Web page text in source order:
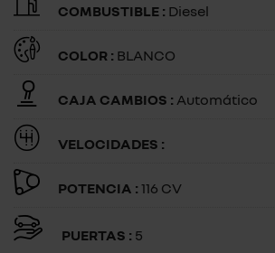
COMBUSTIBLE : Diesel
COLOR : BLANCO
CAJA CAMBIOS : Automático
VELOCIDADES :
POTENCIA : 116 CV
PUERTAS : 5